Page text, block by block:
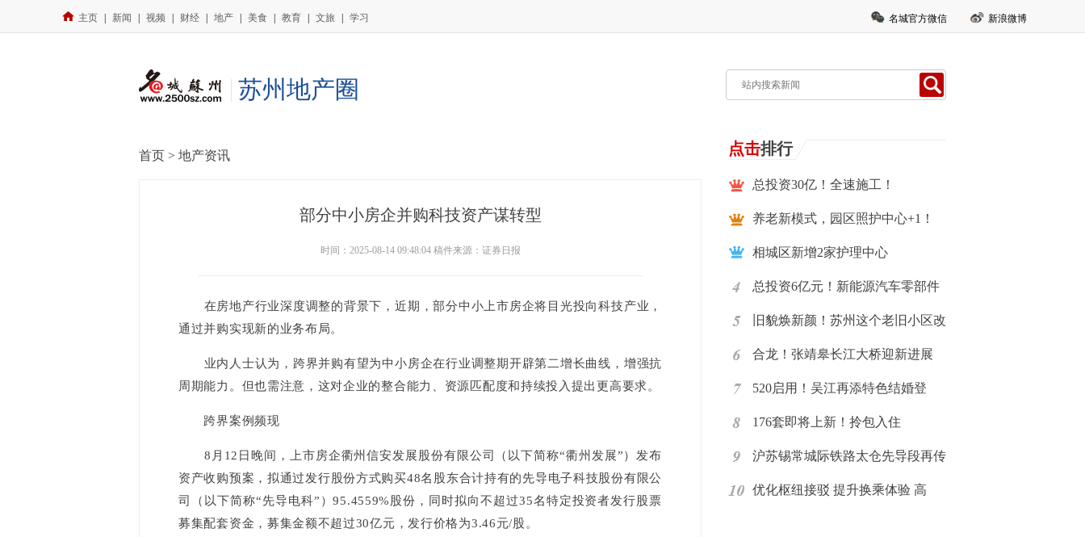
主页 新闻 视频 财经 地产 美食 教育 文旅 学习 名城官方微信 新浪微博
苏州地产圈
首页 > 地产资讯
部分中小房企并购科技资产谋转型
时间：2025-08-14 09:48:04 稿件来源：证券日报
在房地产行业深度调整的背景下，近期，部分中小上市房企将目光投向科技产业，
通过并购实现新的业务布局。
业内人士认为，跨界并购有望为中小房企在行业调整期开辟第二增长曲线，增强抗
周期能力。但也需注意，这对企业的整合能力、资源匹配度和持续投入提出更高要求。
跨界案例频现
8月12日晚间，上市房企衢州信安发展股份有限公司（以下简称“衢州发展”）发布
资产收购预案，拟通过发行股份方式购买48名股东合计持有的先导电子科技股份有限公
司（以下简称“先导电科”）95.4559%股份，同时拟向不超过35名特定投资者发行股票
募集配套资金，募集金额不超过30亿元，发行价格为3.46元/股。
点击排行
总投资30亿！全速施工！
养老新模式，园区照护中心+1！
相城区新增2家护理中心
总投资6亿元！新能源汽车零部件
旧貌焕新颜！苏州这个老旧小区改
合龙！张靖皋长江大桥迎新进展
520启用！吴江再添特色结婚登
176套即将上新！拎包入住
沪苏锡常城际铁路太仓先导段再传
优化枢纽接驳 提升换乘体验 高